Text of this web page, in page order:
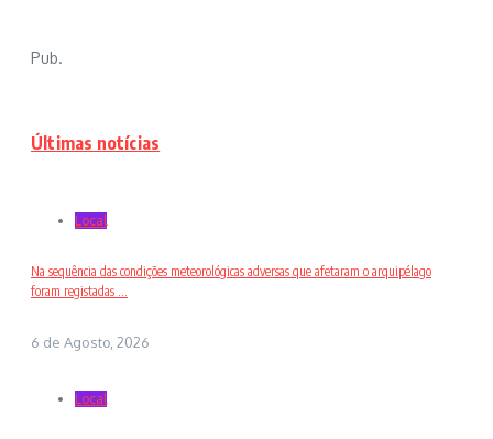
Pub.
Últimas notícias
Local
Na sequência das condições meteorológicas adversas que afetaram o arquipélago
foram registadas ...
6 de Agosto, 2026
Local